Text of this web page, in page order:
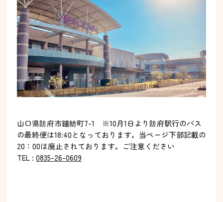
山口県防府市鐘紡町7-1 ※10月1日より防府駅行のバス
の最終便は18:40となっております。当ページ下部記載の
20：00は廃止されております。ご注意ください
TEL : 0835-26-0609